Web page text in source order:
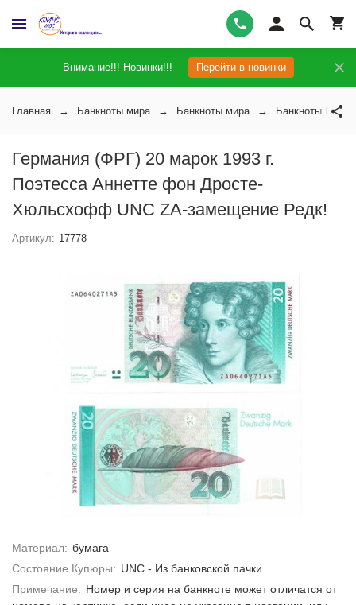
Внимание!!! Новинки!!! Перейти в новинки
Главная Банкноты мира Банкноты мира Банкноты
Германия (ФРГ) 20 марок 1993 г.
Поэтесса Аннетте фон Дросте-
Хюльсхофф UNC ZA-замещение Редк!
Артикул: 17778
Материал: бумага
Состояние Купюры: UNC - Из банковской пачки
Примечание: Номер и серия на банкноте может отличатся от